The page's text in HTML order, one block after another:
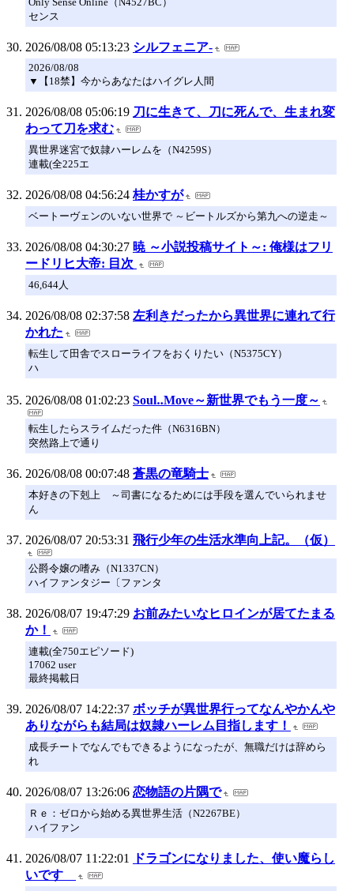
センス
2026/08/08 05:13:23 シルフェニア-
2026/08/08
▼【18禁】今からあなたはハイグレ人間
2026/08/08 05:06:19 刀に生きて、刀に死んで、生まれ変
わって刀を求む
異世界迷宮で奴隷ハーレムを（N4259S）
連載(全225エ
2026/08/08 04:56:24 桂かすが
ベートーヴェンのいない世界で ～ビートルズから第九への逆走～
2026/08/08 04:30:27 暁 ～小説投稿サイト～: 俺様はフリ
ードリヒ大帝: 目次
46,644人
2026/08/08 02:37:58 左利きだったから異世界に連れて行
かれた
転生して田舎でスローライフをおくりたい（N5375CY）
ハ
2026/08/08 01:02:23 Soul‥Move～新世界でもう一度～
転生したらスライムだった件（N6316BN）
突然路上で通り
2026/08/08 00:07:48 蒼黒の竜騎士
本好きの下剋上 ～司書になるためには手段を選んでいられませ
ん
2026/08/07 20:53:31 飛行少年の生活水準向上記。（仮）
公爵令嬢の嗜み（N1337CN）
ハイファンタジー〔ファンタ
2026/08/07 19:47:29 お前みたいなヒロインが居てたまる
か！
連載(全750エピソード)
17062 user
最終掲載日
2026/08/07 14:22:37 ボッチが異世界行ってなんやかんや
ありながらも結局は奴隷ハーレム目指します！
成長チートでなんでもできるようになったが、無職だけは辞めら
れ
2026/08/07 13:26:06 恋物語の片隅で
Ｒｅ：ゼロから始める異世界生活（N2267BE）
ハイファン
2026/08/07 11:22:01
ドラゴンになりました、使い魔らし
いです